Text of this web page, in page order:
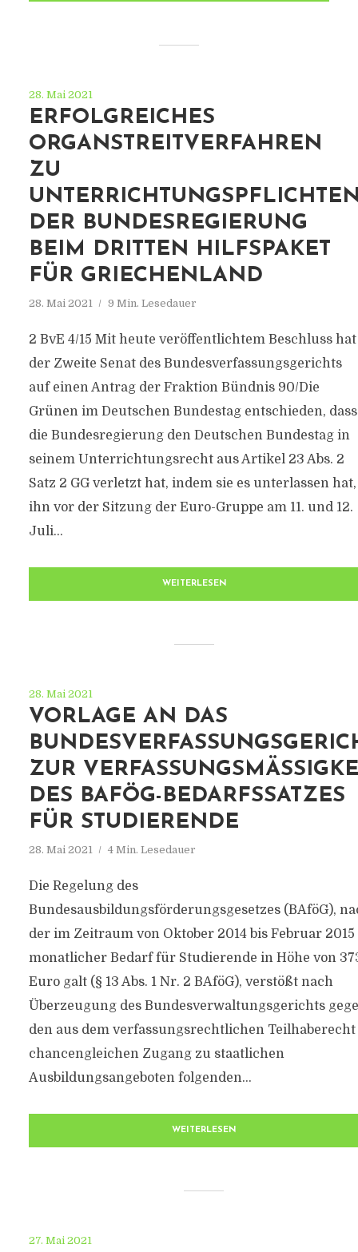
28. Mai 2021
ERFOLGREICHES
ORGANSTREITVERFAHREN
ZU
DER BUNDESREGIERUNG
BEIM DRITTEN HILFSPAKET
FÜR GRIECHENLAND
28. Mai 2021 9 Min. Lesedauer
2 BvE 4/15 Mit heute veröffentlichtem Beschluss hat
der Zweite Senat des Bundesverfassungsgerichts
auf einen Antrag der Fraktion Bündnis 90/Die
Grünen im Deutschen Bundestag entschieden, dass
die Bundesregierung den Deutschen Bundestag in
seinem Unterrichtungsrecht aus Artikel 23 Abs. 2
Satz 2 GG verletzt hat, indem sie es unterlassen hat,
ihn vor der Sitzung der Euro-Gruppe am 11. und 12.
Juli...
WEITERLESEN
28. Mai 2021
VORLAGE AN DAS
ZUR
ES BAFÖG-BEDARFSSATZES F
ÜR STUDIERENDE
28. Mai 2021 4 Min. Lesedauer
Die Regelung des
Bundesausbildungsförderungsgesetzes (BAföG),
der im Zeitraum von Oktober 2014 bis Februar 2015
monatlicher Bedarf für Studierende in Höhe von
Euro galt (§ 13 Abs. 1 Nr. 2 BAföG), verstößt nach
Überzeugung des Bundesverwaltungsgerichts
den aus dem verfassungsrechtlichen
chancengleichen Zugang zu staatlichen
Ausbildungsangeboten folgenden...
WEITERLESEN
27. Mai 2021